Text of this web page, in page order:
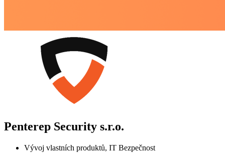
Penterep Security s.r.o.
Vývoj vlastních produktů, IT Bezpečnost